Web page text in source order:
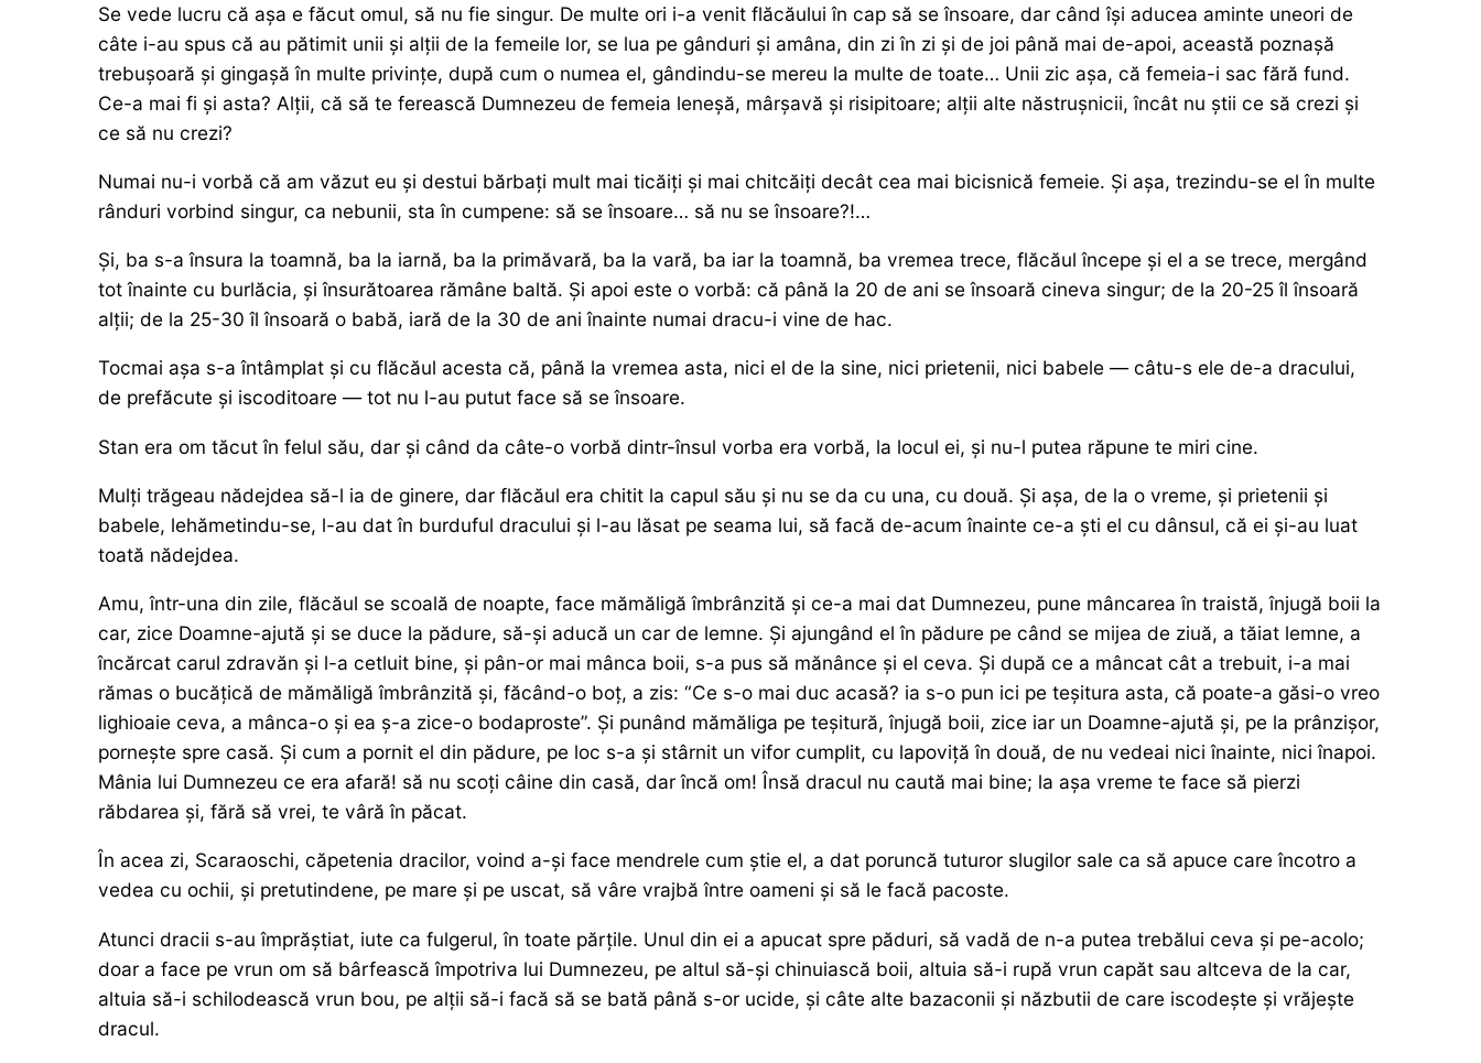
Se vede lucru că așa e făcut omul, să nu fie singur. De multe ori i-a venit flăcăului în cap să se însoare, dar când își aducea aminte uneori de
câte i-au spus că au pătimit unii și alții de la femeile lor, se lua pe gânduri și amâna, din zi în zi și de joi până mai de-apoi, această poznașă
trebușoară și gingașă în multe privințe, după cum o numea el, gândindu-se mereu la multe de toate… Unii zic așa, că femeia-i sac fără fund.
Ce-a mai fi și asta? Alții, că să te ferească Dumnezeu de femeia leneșă, mârșavă și risipitoare; alții alte năstrușnicii, încât nu știi ce să crezi și
ce să nu crezi?
Numai nu-i vorbă că am văzut eu și destui bărbați mult mai ticăiți și mai chitcăiți decât cea mai bicisnică femeie. Și așa, trezindu-se el în multe
rânduri vorbind singur, ca nebunii, sta în cumpene: să se însoare… să nu se însoare?!…
Și, ba s-a însura la toamnă, ba la iarnă, ba la primăvară, ba la vară, ba iar la toamnă, ba vremea trece, flăcăul începe și el a se trece, mergând
tot înainte cu burlăcia, și însurătoarea rămâne baltă. Și apoi este o vorbă: că până la 20 de ani se însoară cineva singur; de la 20-25 îl însoară
alții; de la 25-30 îl însoară o babă, iară de la 30 de ani înainte numai dracu-i vine de hac.
Tocmai așa s-a întâmplat și cu flăcăul acesta că, până la vremea asta, nici el de la sine, nici prietenii, nici babele — câtu-s ele de-a dracului,
de prefăcute și iscoditoare — tot nu l-au putut face să se însoare.
Stan era om tăcut în felul său, dar și când da câte-o vorbă dintr-însul vorba era vorbă, la locul ei, și nu-l putea răpune te miri cine.
Mulți trăgeau nădejdea să-l ia de ginere, dar flăcăul era chitit la capul său și nu se da cu una, cu două. Și așa, de la o vreme, și prietenii și
babele, lehămetindu-se, l-au dat în burduful dracului și l-au lăsat pe seama lui, să facă de-acum înainte ce-a ști el cu dânsul, că ei și-au luat
toată nădejdea.
Amu, într-una din zile, flăcăul se scoală de noapte, face mămăligă îmbrânzită și ce-a mai dat Dumnezeu, pune mâncarea în traistă, înjugă boii la
car, zice Doamne-ajută și se duce la pădure, să-și aducă un car de lemne. Și ajungând el în pădure pe când se mijea de ziuă, a tăiat lemne, a
încărcat carul zdravăn și l-a cetluit bine, și pân-or mai mânca boii, s-a pus să mănânce și el ceva. Și după ce a mâncat cât a trebuit, i-a mai
rămas o bucățică de mămăligă îmbrânzită și, făcând-o boț, a zis: “Ce s-o mai duc acasă? ia s-o pun ici pe teșitura asta, că poate-a găsi-o vreo
lighioaie ceva, a mânca-o și ea ș-a zice-o bodaproste”. Și punând mămăliga pe teșitură, înjugă boii, zice iar un Doamne-ajută și, pe la prânzișor,
pornește spre casă. Și cum a pornit el din pădure, pe loc s-a și stârnit un vifor cumplit, cu lapoviță în două, de nu vedeai nici înainte, nici înapoi.
Mânia lui Dumnezeu ce era afară! să nu scoți câine din casă, dar încă om! Însă dracul nu caută mai bine; la așa vreme te face să pierzi
răbdarea și, fără să vrei, te vâră în păcat.
În acea zi, Scaraoschi, căpetenia dracilor, voind a-și face mendrele cum știe el, a dat poruncă tuturor slugilor sale ca să apuce care încotro a
vedea cu ochii, și pretutindene, pe mare și pe uscat, să vâre vrajbă între oameni și să le facă pacoste.
Atunci dracii s-au împrăștiat, iute ca fulgerul, în toate părțile. Unul din ei a apucat spre păduri, să vadă de n-a putea trebălui ceva și pe-acolo;
doar a face pe vrun om să bârfească împotriva lui Dumnezeu, pe altul să-și chinuiască boii, altuia să-i rupă vrun capăt sau altceva de la car,
altuia să-i schilodească vrun bou, pe alții să-i facă să se bată până s-or ucide, și câte alte bazaconii și năzbutii de care iscodește și vrăjește
dracul.